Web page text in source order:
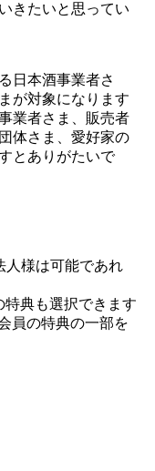
きたいと思ってい
日本酒事業者さ
が対象になります
業者さま、販売者
体さま、愛好家の
とありがたいで
様は可能であれ
典も選択できます
員の特典の一部を